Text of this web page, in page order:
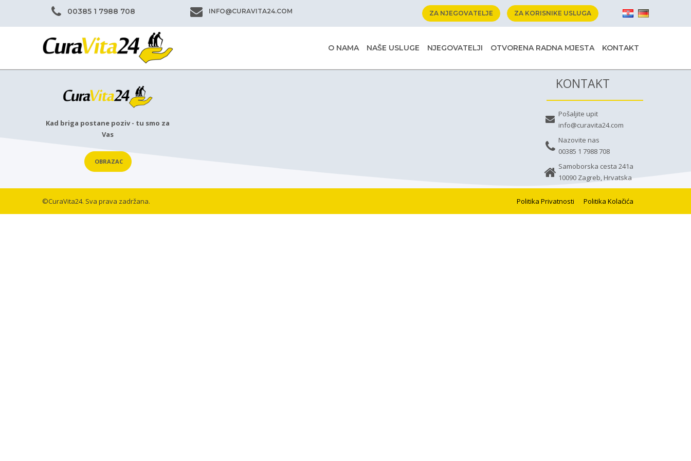
00385 1 7988 708 INFO@CURAVITA24.COM ZA NJEGOVATELJE ZA KORISNIKE USLUGA
O NAMA NAŠE USLUGE NJEGOVATELJI OTVORENA RADNA MJESTA KONTAKT
Kad briga postane poziv - tu smo za
Vas
OBRAZAC
KONTAKT
Pošaljite upit
info@curavita24.com
Nazovite nas
00385 1 7988 708
Samoborska cesta 241a
10090 Zagreb, Hrvatska
©CuraVita24. Sva prava zadržana. Politika Privatnosti Politika Kolačića